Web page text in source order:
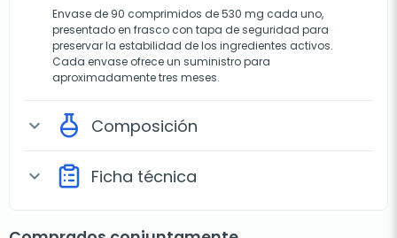
Envase de 90 comprimidos de 530 mg cada uno,
presentado en frasco con tapa de seguridad para
preservar la estabilidad de los ingredientes activos.
Cada envase ofrece un suministro para
aproximadamente tres meses.
expand_more Composición
expand_more Ficha técnica